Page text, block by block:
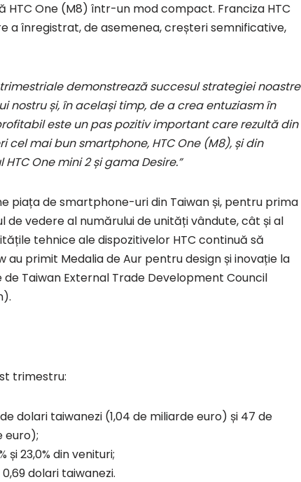
HTC One (M8) într-un mod compact. Franciza HTC
a înregistrat, de asemenea, creșteri semnificative,
demonstrează succesul strategiei noastre
și, în același timp, de a crea entuziasm în
este un pas pozitiv important care rezultă din
mai bun smartphone, HTC One (M8), și din
One mini 2 și gama Desire.”
piața de smartphone-uri din Taiwan și, pentru prima
vedere al numărului de unități vândute, cât și al
tehnice ale dispozitivelor HTC continuă să
au primit Medalia de Aur pentru design și inovație la
Taiwan External Trade Development Council
trimestru:
dolari taiwanezi (1,04 de miliarde euro) și 47 de
euro);
23,0% din venituri;
dolari taiwanezi.